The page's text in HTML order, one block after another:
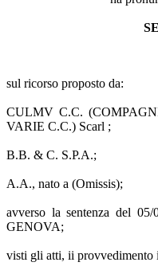
sul ricorso proposto da:
CULMV C.C.
VARIE C.C.) Scarl ;
B.B. & C. S.P.A.;
A.A., nato a (Omissis);
avverso la sentenza del
GENOVA;
visti gli atti, ii provvedimento